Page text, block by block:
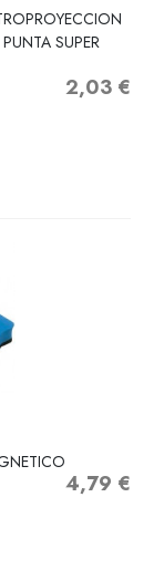
SUPER
Precio
2,03 €
Precio
4,79 €